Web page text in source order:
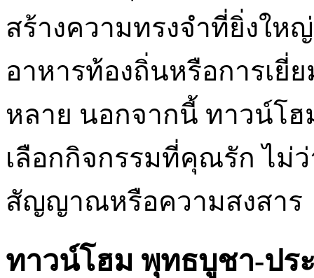
สร้างความทรงจำที่ยิ่งให
อาหารท้องถิ่นหรือการเ
หลาย นอกจากนี้ ทาวน์โ
เลือกกิจกรรมที่คุณรัก ไม่
สัญญาณหรือความสงสาร
ทาวน์โฮม พุทธบูชา-ปร